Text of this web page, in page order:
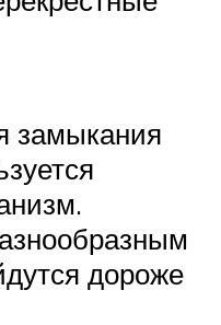
замыкания
дороже